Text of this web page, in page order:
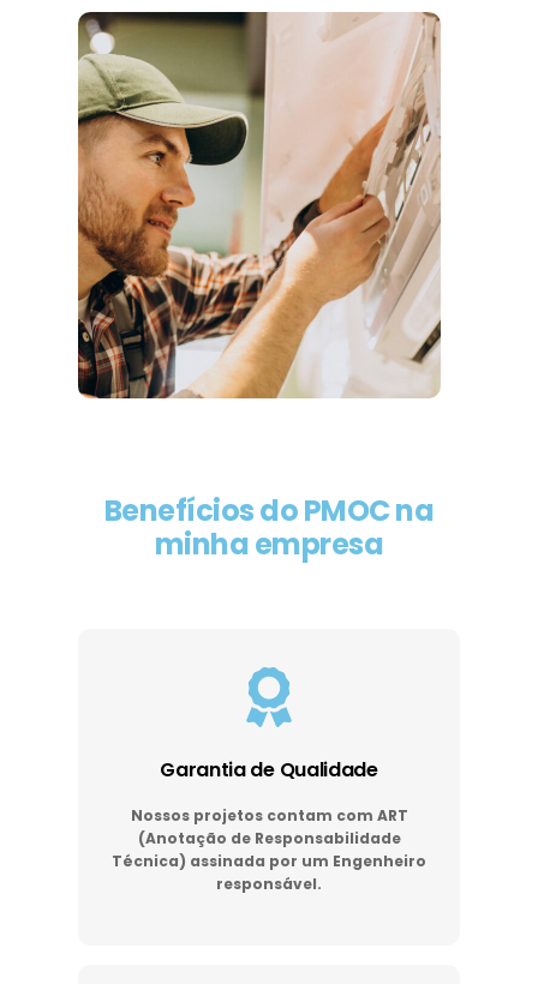
Benefícios do PMOC na
minha empresa
Garantia de Qualidade
Nossos projetos contam com ART
(Anotação de Responsabilidade
Técnica) assinada por um Engenheiro
responsável.